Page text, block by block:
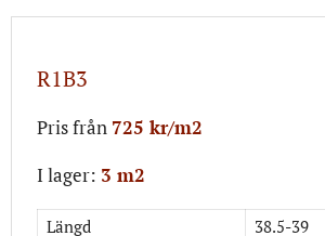
R1B3
Pris från 725 kr/m2
I lager: 3 m2
Längd
38.5-39